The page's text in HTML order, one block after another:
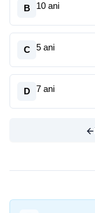
B 10 ani
C 5 ani
D 7 ani